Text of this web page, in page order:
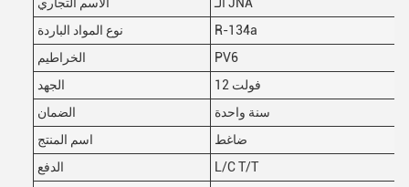
نوع المواد الباردة
R-134a
الخراطيم
PV6
الجهد
12 فولت
الضمان
سنة واحدة
اسم المنتج
ضاغط
الدفع
L/C T/T